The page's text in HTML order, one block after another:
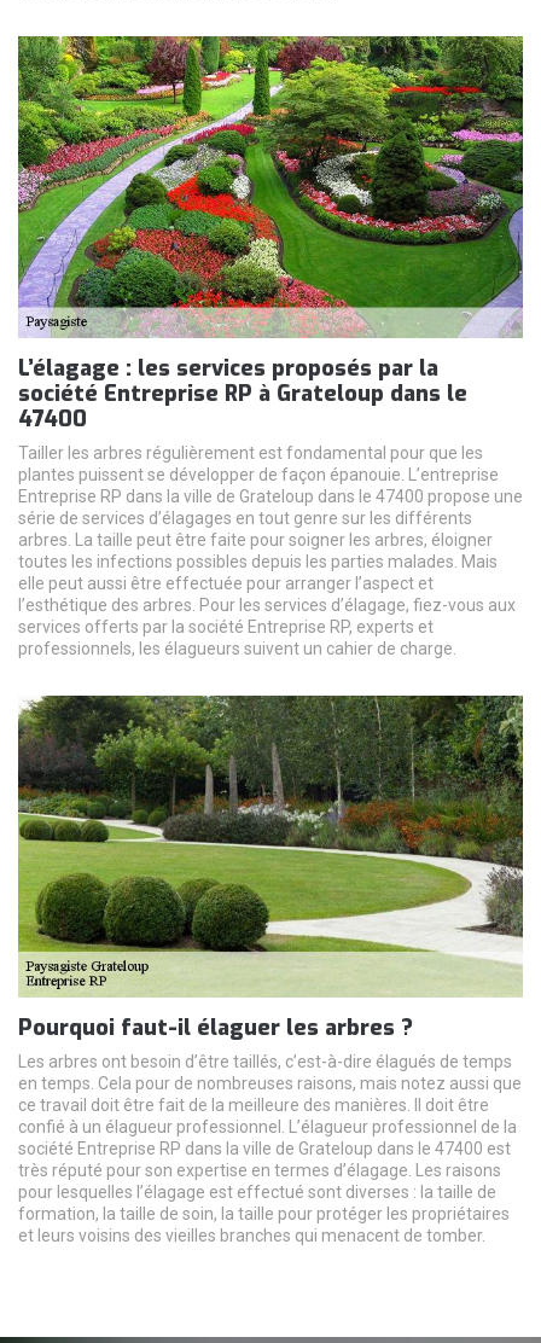
L’élagage : les services proposés par la
société Entreprise RP à Grateloup dans le
47400
Tailler les arbres régulièrement est fondamental pour que les
plantes puissent se développer de façon épanouie. L’entreprise
Entreprise RP dans la ville de Grateloup dans le 47400 propose une
série de services d’élagages en tout genre sur les différents
arbres. La taille peut être faite pour soigner les arbres, éloigner
toutes les infections possibles depuis les parties malades. Mais
elle peut aussi être effectuée pour arranger l’aspect et
l’esthétique des arbres. Pour les services d’élagage, fiez-vous aux
services offerts par la société Entreprise RP, experts et
professionnels, les élagueurs suivent un cahier de charge.
Pourquoi faut-il élaguer les arbres ?
Les arbres ont besoin d’être taillés, c’est-à-dire élagués de temps
en temps. Cela pour de nombreuses raisons, mais notez aussi que
ce travail doit être fait de la meilleure des manières. Il doit être
confié à un élagueur professionnel. L’élagueur professionnel de la
société Entreprise RP dans la ville de Grateloup dans le 47400 est
très réputé pour son expertise en termes d’élagage. Les raisons
pour lesquelles l’élagage est effectué sont diverses : la taille de
formation, la taille de soin, la taille pour protéger les propriétaires
et leurs voisins des vieilles branches qui menacent de tomber.